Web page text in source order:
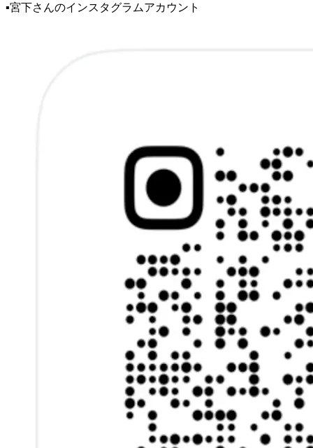
▪️宮下さんのインスタグラムアカウント